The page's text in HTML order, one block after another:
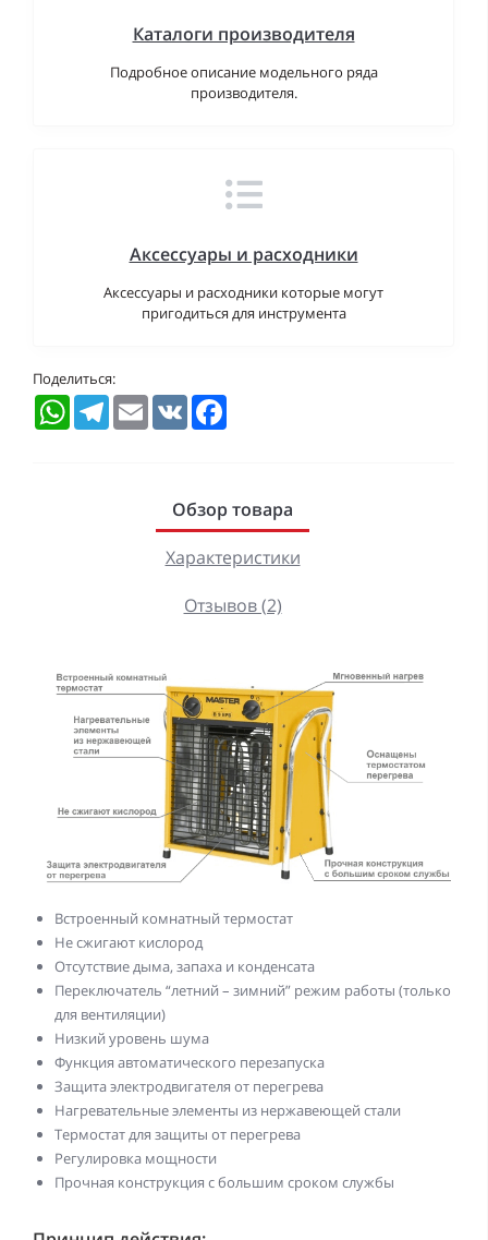
Каталоги производителя
Подробное описание модельного ряда
производителя.
Аксессуары и расходники
Аксессуары и расходники которые могут
пригодиться для инструмента
Поделиться:
WhatsAppTelegramEmail VK
Обзор товара
Характеристики
Отзывов (2)
Встроенный комнатный термостат
Не сжигают кислород
Отсутствие дыма, запаха и конденсата
Переключатель “летний – зимний” режим работы (только
для вентиляции)
Низкий уровень шума
Функция автоматического перезапуска
Защита электродвигателя от перегрева
Нагревательные элементы из нержавеющей стали
Термостат для защиты от перегрева
Регулировка мощности
Прочная конструкция с большим сроком службы